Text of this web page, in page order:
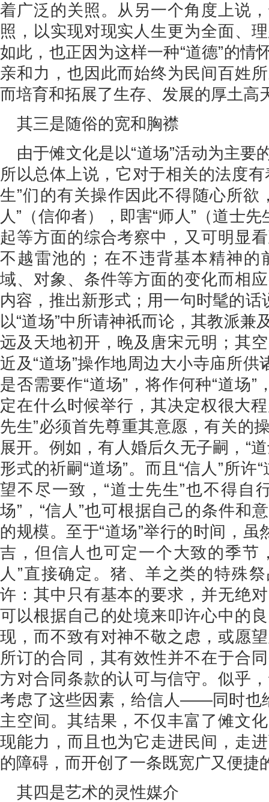
着广泛的关照。从另一个角度上说
照，以实现对现实人生更为全面、
如此，也正因为这样一种“道德”的情
亲和力，也因此而始终为民间百姓
而培育和拓展了生存、发展的厚土高
其三是随俗的宽和胸襟
由于傩文化是以“道场”活动为主要
所以总体上说，它对于相关的法度
生”们的有关操作因此不得随心所欲
人”（信仰者），即害“师人”（道士
起等方面的综合考察中，又可明显
不越雷池的；在不违背基本精神的
域、对象、条件等方面的变化而相
内容，推出新形式；用一句时髦的话
以“道场”中所请神祇而论，其教派兼
远及天地初开，晚及唐宋元明；其
近及“道场”操作地周边大小寺庙所供
是否需要作“道场”，将作何种“道场”
定在什么时候举行，其决定权很大
先生”必须首先尊重其意愿，有关的
展开。例如，有人婚后久无子嗣，“
形式的祈嗣“道场”。而且“信人”所许
望不尽一致，“道士先生”也不得自
场”，“信人”也可根据自己的条件和
的规模。至于“道场”举行的时间，虽
吉，但信人也可定一个大致的季节
人”直接确定。猪、羊之类的特殊
许：其中只有基本的要求，并无绝
可以根据自己的处境来叩许心中的
现，而不致有对神不敬之虑，或愿
所订的合同，其有效性并不在于合
方对合同条款的认可与信守。似乎
考虑了这些因素，给信人——同时也
主空间。其结果，不仅丰富了傩文
现能力，而且也为它走进民间，走
的障碍，而开创了一条既宽广又便捷
其四是艺术的灵性媒介